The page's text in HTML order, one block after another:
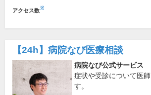
アクセス数※
【24h】 病院なび医療相談
病院なび公式サービス
症状や受診について医
す。